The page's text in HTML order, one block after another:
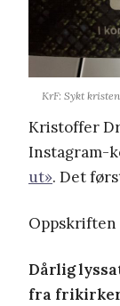
KrF: Sykt
Kristoffer
Instagram-
ut». Det
Oppskriften
Dårlig
fra frikirker